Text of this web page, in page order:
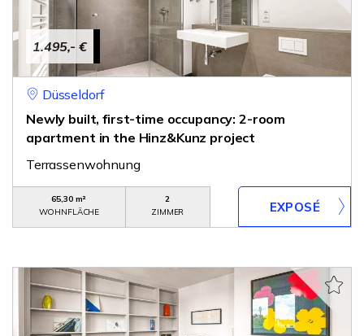
1.495,- €
Düsseldorf
Newly built, first-time occupancy: 2-room
apartment in the Hinz&Kunz project
Terrassenwohnung
65,30 m²
WOHNFLÄCHE
2
ZIMMER